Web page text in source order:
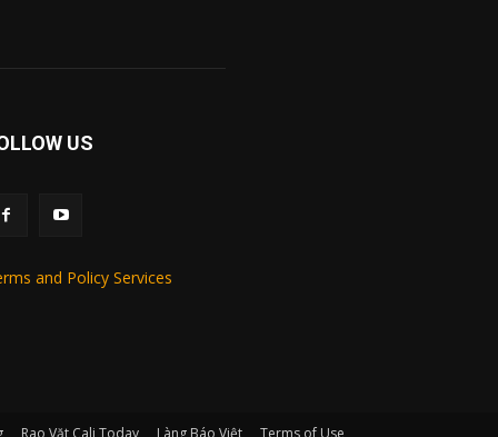
US
and Policy Services
Rao Vặt Cali Today Làng Báo Việt Terms of Use